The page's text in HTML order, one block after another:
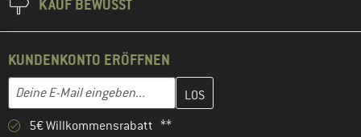
KAUF BEWUSST
KUNDENKONTO ERÖFFNEN
E-Mail-Adresse
Gib hier deine E-Mail-Adresse ein und erstelle im nächsten
5€ Willkommensrabatt **